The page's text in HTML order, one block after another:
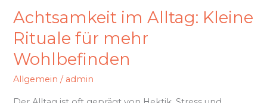
Achtsamkeit im Alltag: Kleine
Rituale für mehr
Wohlbefinden
Allgemein / admin